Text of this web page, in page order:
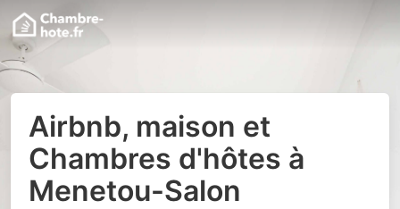
Airbnb, maison et
Chambres d'hôtes à
Menetou-Salon